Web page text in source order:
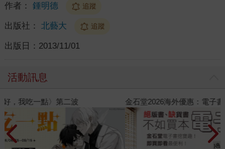
作者： 鍾明德 追蹤
出版社： 北藝大 追蹤
出版日： 2013/11/01
活動訊息
金石堂2026海外優惠：電子書